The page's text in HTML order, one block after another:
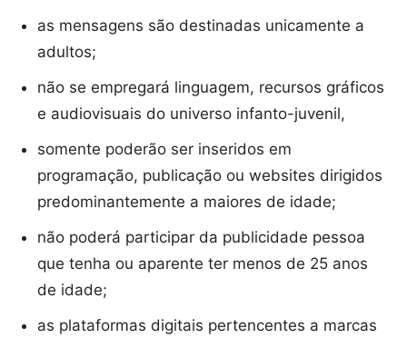
as mensagens são destinadas unicamente a
adultos;
não se empregará linguagem, recursos gráficos
e audiovisuais do universo infanto-juvenil,
somente poderão ser inseridos em
programação, publicação ou websites dirigidos
predominantemente a maiores de idade;
não poderá participar da publicidade pessoa
que tenha ou aparente ter menos de 25 anos
de idade;
as plataformas digitais pertencentes a marcas